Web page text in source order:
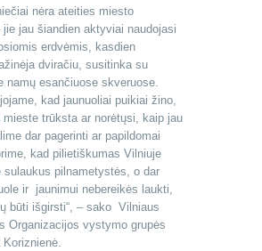
nėra ateities miesto
jau šiandien aktyviai naudojasi
erdvėmis, kasdien
dviračiu, susitinka su
namų esančiuose skveruose.
kad jaunuoliai puikiai žino,
mieste trūksta ar norėtųsi, kaip jau
dar pagerinti ar papildomai
kad pilietiškumas Vilniuje
sulaukus pilnametystės, o dar
ir jaunimui nebereikės laukti,
būti išgirsti“, – sako Vilniaus
Organizacijos vystymo grupės